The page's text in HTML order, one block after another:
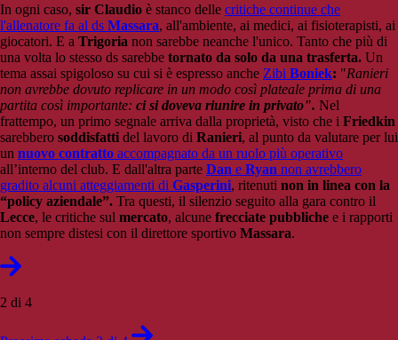
In ogni caso, sir Claudio è stanco delle critiche continue che
l'allenatore fa al ds Massara, all'ambiente, ai medici, ai fisioterapisti, ai
giocatori. E a Trigoria non sarebbe neanche l'unico. Tanto che più di
una volta lo stesso ds sarebbe tornato da solo da una trasferta. Un
tema assai spigoloso su cui si è espresso anche Zibi Boniek: "Ranieri
non avrebbe dovuto replicare in un modo così plateale prima di una
partita così importante: ci si doveva riunire in privato". Nel
frattempo, un primo segnale arriva dalla proprietà, visto che i Friedkin
sarebbero soddisfatti del lavoro di Ranieri, al punto da valutare per lui
un nuovo contratto accompagnato da un ruolo più operativo
all’interno del club. E dall'altra parte Dan e Ryan non avrebbero
gradito alcuni atteggiamenti di Gasperini, ritenuti non in linea con la
“policy aziendale”. Tra questi, il silenzio seguito alla gara contro il
Lecce, le critiche sul mercato, alcune frecciate pubbliche e i rapporti
non sempre distesi con il direttore sportivo Massara.
2 di 4